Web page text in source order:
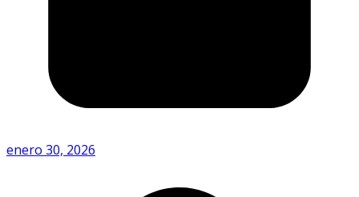
enero 30, 2026